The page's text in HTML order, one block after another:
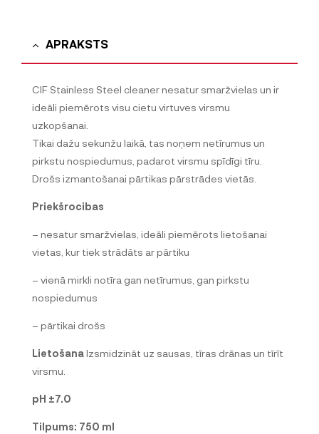
APRAKSTS
CIF Stainless Steel cleaner nesatur smaržvielas un ir
ideāli piemērots visu cietu virtuves virsmu
uzkopšanai.
Tikai dažu sekunžu laikā, tas noņem netīrumus un
pirkstu nospiedumus, padarot virsmu spīdīgi tīru.
Drošs izmantošanai pārtikas pārstrādes vietās.
Priekšrocibas
– nesatur smaržvielas, ideāli piemērots lietošanai
vietas, kur tiek strādāts ar pārtiku
– vienā mirkli notīra gan netīrumus, gan pirkstu
nospiedumus
– pārtikai drošs
LietošanaIzsmidzināt uz sausas, tīras drānas un tīrīt
virsmu.
pH ±7.0
Tilpums: 750 ml